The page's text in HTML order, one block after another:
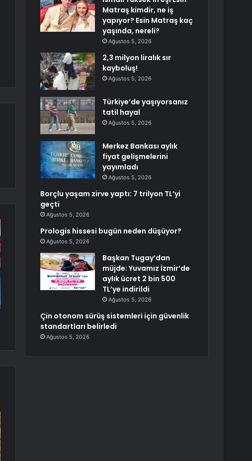
Matraş kimdir, ne iş
yapıyor? Esin Matraş kaç
yaşında, nereli?
Ağustos 5, 2026
2,3 milyon liralık sır
kayboluş!
Ağustos 5, 2026
Türkiye’de yaşıyorsanız
tatil hayal
Ağustos 5, 2026
Merkez Bankası aylık
fiyat gelişmelerini
yayımladı
Ağustos 5, 2026
Borçlu yaşam zirve yaptı: 7 trilyon TL’yi
geçti
Ağustos 5, 2026
Prologis hissesi bugün neden düşüyor?
Ağustos 5, 2026
Başkan Tugay’dan
müjde: Yuvamız İzmir’de
aylık ücret 2 bin 500
TL’ye indirildi
Ağustos 5, 2026
Çin otonom sürüş sistemleri için güvenlik
standartları belirledi
Ağustos 5, 2026